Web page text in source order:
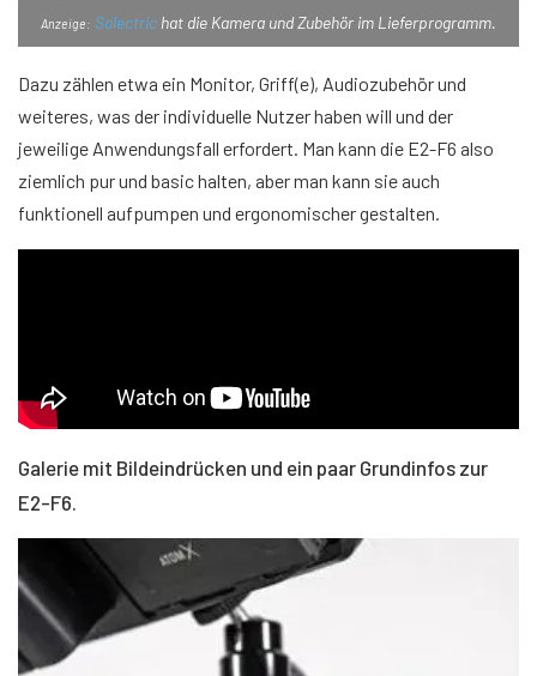
Anzeige: Solectric hat die Kamera und Zubehör im Lieferprogramm.
Dazu zählen etwa ein Monitor, Griff(e), Audiozubehör und
weiteres, was der individuelle Nutzer haben will und der
jeweilige Anwendungsfall erfordert. Man kann die E2-F6 also
ziemlich pur und basic halten, aber man kann sie auch
funktionell aufpumpen und ergonomischer gestalten.
Galerie mit Bildeindrücken und ein paar Grundinfos zur
E2-F6.